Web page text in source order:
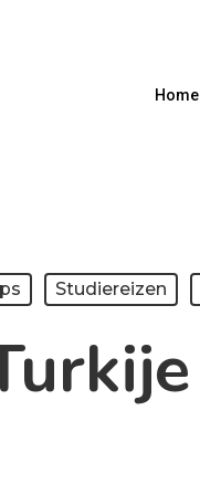
Home
Studiereizen